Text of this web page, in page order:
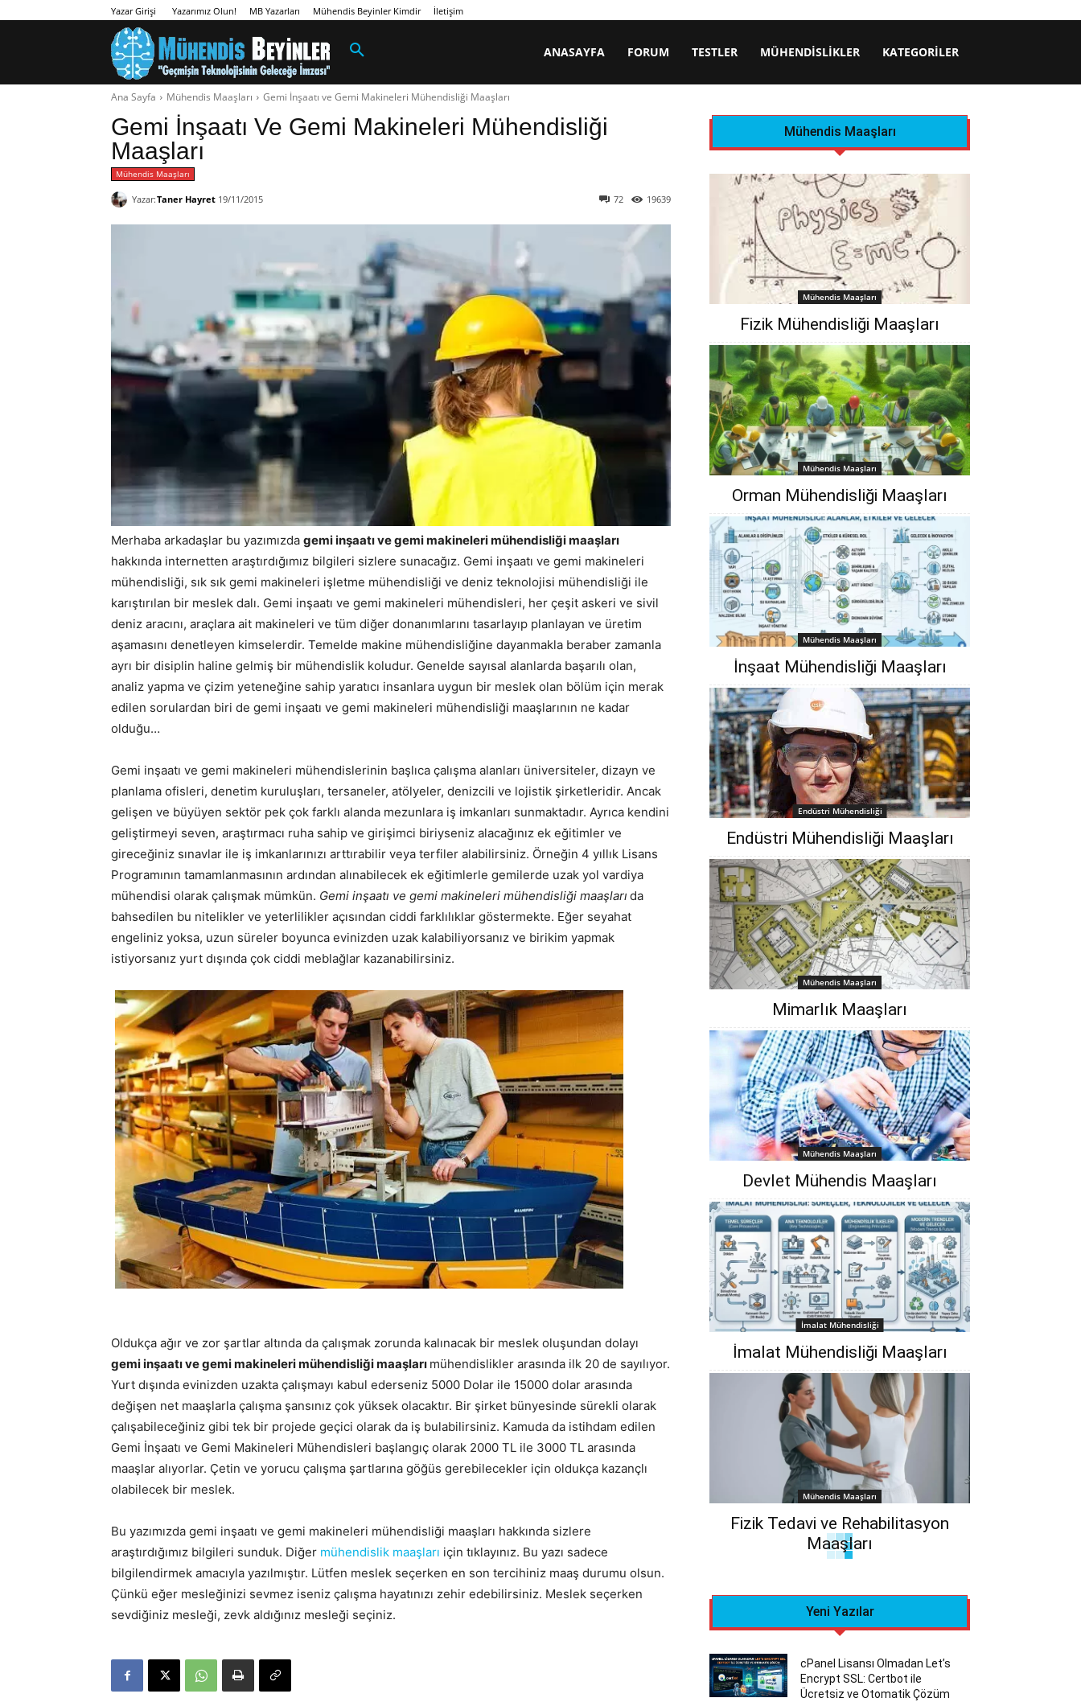
Yazar Girişi Yazarımız Olun! MB Yazarları Mühendis Beyinler Kimdir İletişim
ANASAYFA FORUM TESTLER MÜHENDISLIKLER KATEGORILER
Ana Sayfa Mühendis Maaşları Gemi İnşaatı ve Gemi Makineleri Mühendisliği Maaşları
Gemi İnşaatı Ve Gemi Makineleri Mühendisliği
Maaşları
Mühendis Maaşları
Yazar:Taner Hayret 19/11/2015 19639
72
Merhaba arkadaşlar bu yazımızda gemi inşaatı ve gemi makineleri mühendisliği maaşları
hakkında internetten araştırdığımız bilgileri sizlere sunacağız. Gemi inşaatı ve gemi makineleri
mühendisliği, sık sık gemi makineleri işletme mühendisliği ve deniz teknolojisi mühendisliği ile
karıştırılan bir meslek dalı. Gemi inşaatı ve gemi makineleri mühendisleri, her çeşit askeri ve sivil
deniz aracını, araçlara ait makineleri ve tüm diğer donanımlarını tasarlayıp planlayan ve üretim
aşamasını denetleyen kimselerdir. Temelde makine mühendisliğine dayanmakla beraber zamanla
ayrı bir disiplin haline gelmiş bir mühendislik koludur. Genelde sayısal alanlarda başarılı olan,
analiz yapma ve çizim yeteneğine sahip yaratıcı insanlara uygun bir meslek olan bölüm için merak
edilen sorulardan biri de gemi inşaatı ve gemi makineleri mühendisliği maaşlarının ne kadar
olduğu…
Gemi inşaatı ve gemi makineleri mühendislerinin başlıca çalışma alanları üniversiteler, dizayn ve
planlama ofisleri, denetim kuruluşları, tersaneler, atölyeler, denizcili ve lojistik şirketleridir. Ancak
gelişen ve büyüyen sektör pek çok farklı alanda mezunlara iş imkanları sunmaktadır. Ayrıca kendini
geliştirmeyi seven, araştırmacı ruha sahip ve girişimci biriyseniz alacağınız ek eğitimler ve
gireceğiniz sınavlar ile iş imkanlarınızı arttırabilir veya terfiler alabilirsiniz. Örneğin 4 yıllık Lisans
Programının tamamlanmasının ardından alınabilecek ek eğitimlerle gemilerde uzak yol vardiya
mühendisi olarak çalışmak mümkün. Gemi inşaatı ve gemi makineleri mühendisliği maaşları da
bahsedilen bu nitelikler ve yeterlilikler açısından ciddi farklılıklar göstermekte. Eğer seyahat
engeliniz yoksa, uzun süreler boyunca evinizden uzak kalabiliyorsanız ve birikim yapmak
istiyorsanız yurt dışında çok ciddi meblağlar kazanabilirsiniz.
Oldukça ağır ve zor şartlar altında da çalışmak zorunda kalınacak bir meslek oluşundan dolayı
gemi inşaatı ve gemi makineleri mühendisliği maaşları mühendislikler arasında ilk 20 de sayılıyor.
Yurt dışında evinizden uzakta çalışmayı kabul ederseniz 5000 Dolar ile 15000 dolar arasında
değişen net maaşlarla çalışma şansınız çok yüksek olacaktır. Bir şirket bünyesinde sürekli olarak
çalışabileceğiniz gibi tek bir projede geçici olarak da iş bulabilirsiniz. Kamuda da istihdam edilen
Gemi İnşaatı ve Gemi Makineleri Mühendisleri başlangıç olarak 2000 TL ile 3000 TL arasında
maaşlar alıyorlar. Çetin ve yorucu çalışma şartlarına göğüs gerebilecekler için oldukça kazançlı
olabilecek bir meslek.
Bu yazımızda gemi inşaatı ve gemi makineleri mühendisliği maaşları hakkında sizlere
araştırdığımız bilgileri sunduk. Diğer mühendislik maaşları için tıklayınız. Bu yazı sadece
bilgilendirmek amacıyla yazılmıştır. Lütfen meslek seçerken en son tercihiniz maaş durumu olsun.
Çünkü eğer mesleğinizi sevmez iseniz çalışma hayatınızı zehir edebilirsiniz. Meslek seçerken
sevdiğiniz mesleği, zevk aldığınız mesleği seçiniz.
Mühendis Maaşları
Mühendis Maaşları
Fizik Mühendisliği Maaşları
Mühendis Maaşları
Orman Mühendisliği‎ Maaşları
Mühendis Maaşları
İnşaat Mühendisliği Maaşları
Endüstri Mühendisliği
Endüstri Mühendisliği Maaşları
Mühendis Maaşları
Mimarlık Maaşları
Mühendis Maaşları
Devlet Mühendis Maaşları
İmalat Mühendisliği
İmalat Mühendisliği Maaşları
Mühendis Maaşları
Fizik Tedavi ve Rehabilitasyon
Maaşları
Yeni Yazılar
cPanel Lisansı Olmadan Let’s
Encrypt SSL: Certbot ile
Ücretsiz ve Otomatik Çözüm